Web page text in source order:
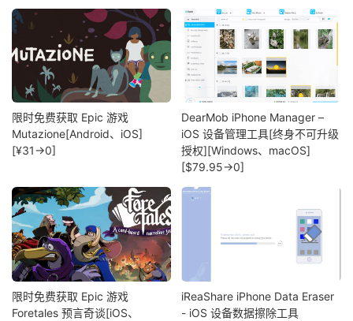
限时免费获取 Epic 游戏
Mutazione[Android、iOS]
[¥31→0]
DearMob iPhone Manager –
iOS 设备管理工具[终身不可升级
授权][Windows、macOS]
[$79.95→0]
限时免费获取 Epic 游戏
Foretales 预言奇谈[iOS、
iReaShare iPhone Data Eraser
- iOS 设备数据擦除工具